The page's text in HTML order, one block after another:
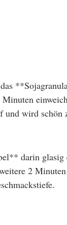
und wird schön
darin glasig
2